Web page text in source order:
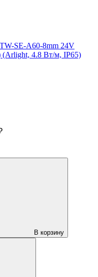
SE-A60-8mm 24V
(Arlight, 4.8 Вт/м, IP65)
В корзину